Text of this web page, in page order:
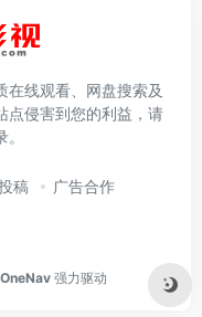
在线观看、网盘搜索及
点侵害到您的利益，请
稿 广告合作
OneNav 强力驱动